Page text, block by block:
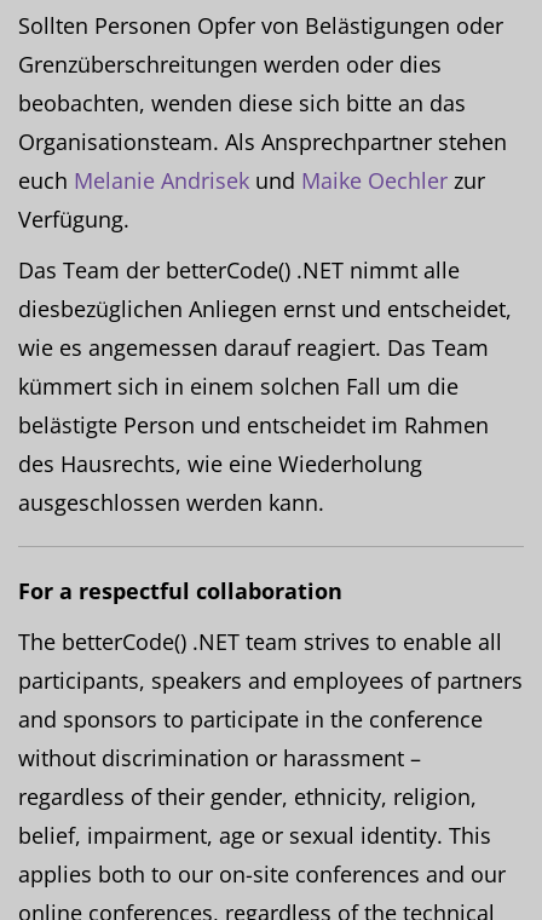
Sollten Personen Opfer von Belästigungen oder
Grenzüberschreitungen werden oder dies
beobachten, wenden diese sich bitte an das
Organisationsteam. Als Ansprechpartner stehen
euch Melanie Andrisek und Maike Oechler zur
Verfügung.
Das Team der betterCode() .NET nimmt alle
diesbezüglichen Anliegen ernst und entscheidet,
wie es angemessen darauf reagiert. Das Team
kümmert sich in einem solchen Fall um die
belästigte Person und entscheidet im Rahmen
des Hausrechts, wie eine Wiederholung
ausgeschlossen werden kann.
For a respectful collaboration
The betterCode() .NET team strives to enable all
participants, speakers and employees of partners
and sponsors to participate in the conference
without discrimination or harassment –
regardless of their gender, ethnicity, religion,
belief, impairment, age or sexual identity. This
applies both to our on-site conferences and our
online conferences, regardless of the technical